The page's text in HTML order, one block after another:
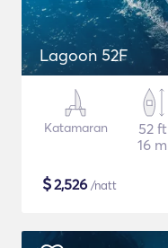
Lagoon 52F
Katamaran
52 ft
16 m
$2,526 /natt